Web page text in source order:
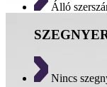
Álló
Nincs